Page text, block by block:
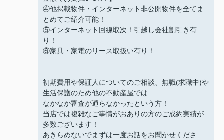
④他掲載物件・インターネット非公開物件を全てま
とめてご紹介可能！
⑤インターネット回線取次！引越し会社割引き有
り！
⑥家具・家電のリース取扱い有り！
初期費用や保証人についてのご相談、無職(求職中)や
生活保護のため他の不動産屋では
なかなか審査が通らなかったという方！
当店では複雑なご事情がおありの方のご成約実績が
多数ございます！
あきらめないでまずは一度お話をお聞かせくださ